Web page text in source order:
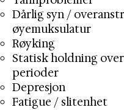
Dårlig syn /
øyemuksulatur
Røyking
Statisk holdning
perioder
Depresjon
Fatigue / slitenhet​